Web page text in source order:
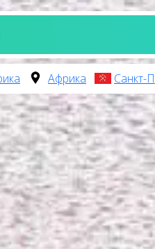
Африка Санкт-